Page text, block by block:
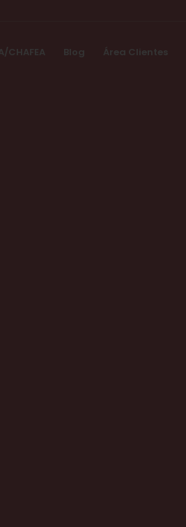
CHAFEA Blog Área Clientes